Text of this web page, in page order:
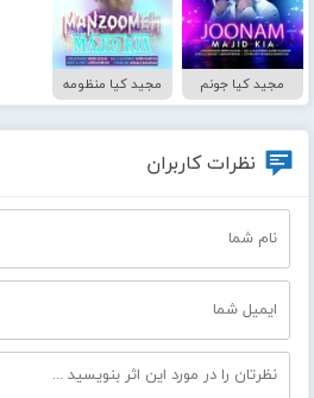
مجید کیا جونم مجید کیا منظومه
نظرات کاربران